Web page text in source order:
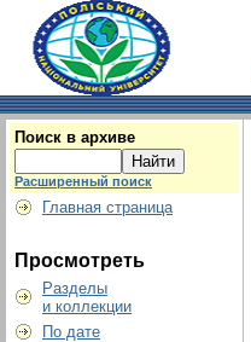
Поиск в архиве
Расширенный поиск
Главная страница
Просмотреть
Разделы
и коллекции
По дате